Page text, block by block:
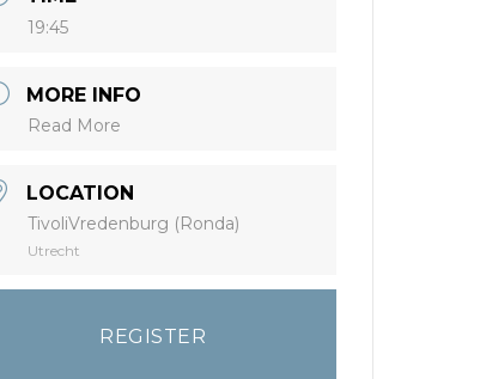
19:45
MORE INFO
Read More
LOCATION
TivoliVredenburg (Ronda)
Utrecht
REGISTER